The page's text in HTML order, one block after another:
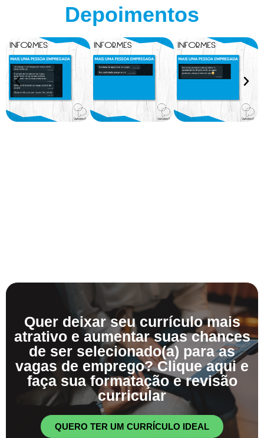
Depoimentos
Quer deixar seu currículo mais
atrativo e aumentar suas chances
de ser selecionado(a) para as
vagas de emprego? Clique aqui e
faça sua formatação e revisão
curricular
QUERO TER UM CURRÍCULO IDEAL